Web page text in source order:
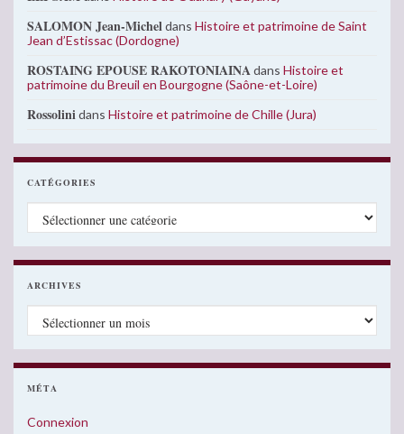
SALOMON Jean-Micheldans Histoire et patrimoine de Saint
Jean d’Estissac (Dordogne)
ROSTAING EPOUSE RAKOTONIAINAdans Histoire et
patrimoine du Breuil en Bourgogne (Saône-et-Loire)
Rossolinidans Histoire et patrimoine de Chille (Jura)
CATÉGORIES
Catégories
ARCHIVES
Archives
MÉTA
Connexion